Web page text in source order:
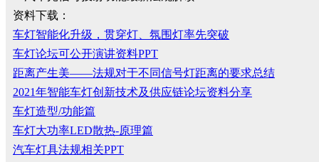
资料下载：
车灯智能化升级，贯穿灯、氛围灯率先突破
车灯论坛可公开演讲资料PPT
距离产生美——法规对于不同信号灯距离的要求总结
2021年智能车灯创新技术及供应链论坛资料分享
车灯造型/功能篇
车灯大功率LED散热-原理篇
汽车灯具法规相关PPT